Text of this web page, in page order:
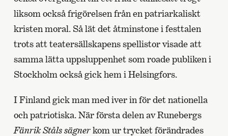
liksom också frigörelsen från en patriarkaliskt
kristen moral. Så lät det åtminstone i festtalen
trots att teatersällskapens spellistor visade att
samma lätta uppsluppenhet som roade publiken i
Stockholm också gick hem i Helsingfors.
I Finland gick man med iver in för det nationella
och patriotiska. När första delen av Runebergs
Fänrik Ståls sägnerkom ur trycket förändrades